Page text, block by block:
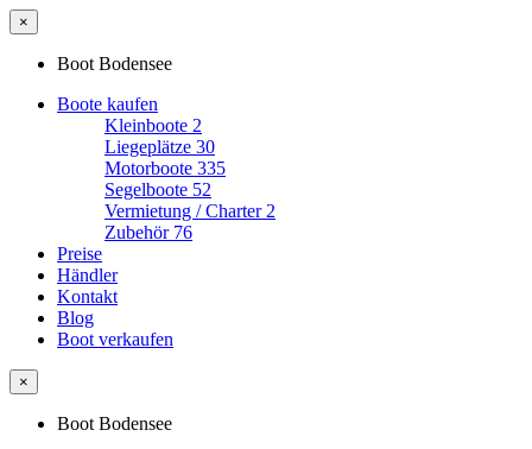
×
Boot Bodensee
Boote kaufen
Kleinboote 2
Liegeplätze 30
Motorboote 335
Segelboote 52
Vermietung / Charter 2
Zubehör 76
Preise
Händler
Kontakt
Blog
Boot verkaufen
×
Boot Bodensee